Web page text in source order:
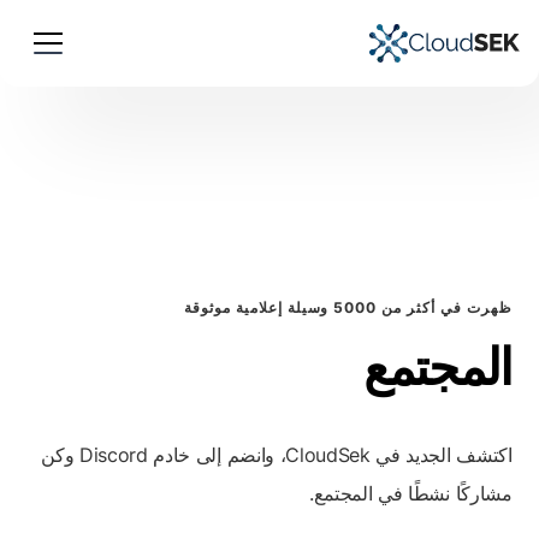
ظهرت في أكثر من 5000 وسيلة إعلامية موثوقة
المجتمع
اكتشف الجديد في CloudSek، وانضم إلى خادم Discord وكن
مشاركًا نشطًا في المجتمع.